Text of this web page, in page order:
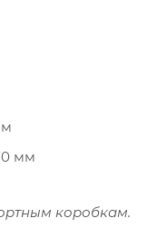
мм
коробкам.